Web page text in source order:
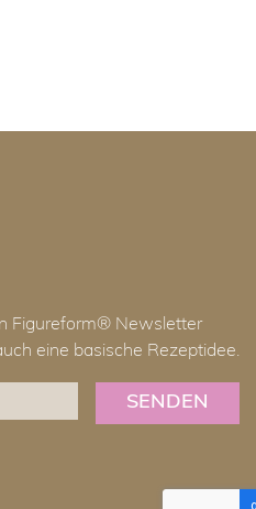
Figureform® Newsletter
eine basische Rezeptidee.